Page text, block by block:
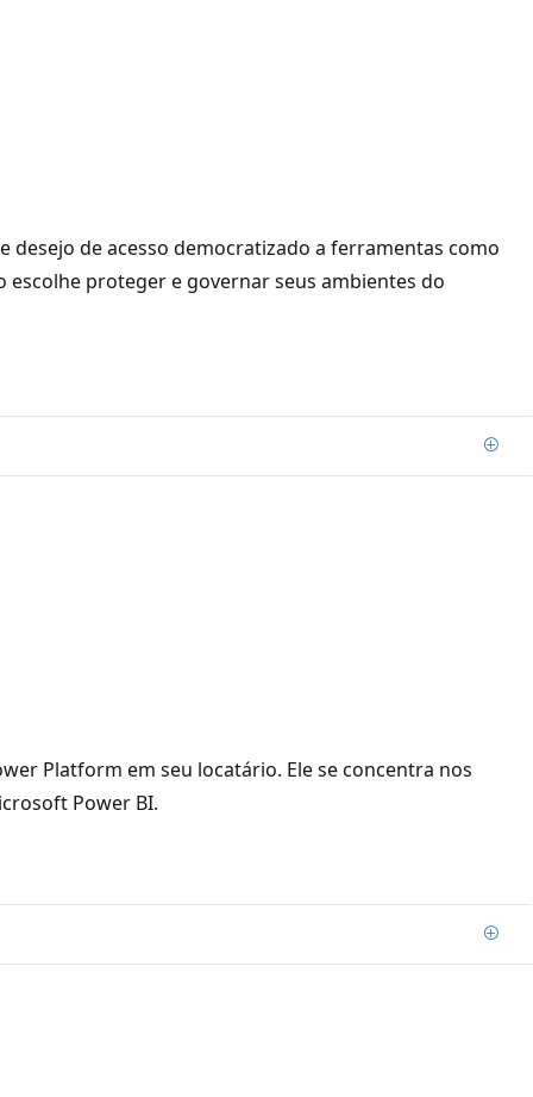
desejo de acesso democratizado a ferramentas como
proteger e governar seus ambientes do
Platform em seu locatário. Ele se concentra nos
Power BI.